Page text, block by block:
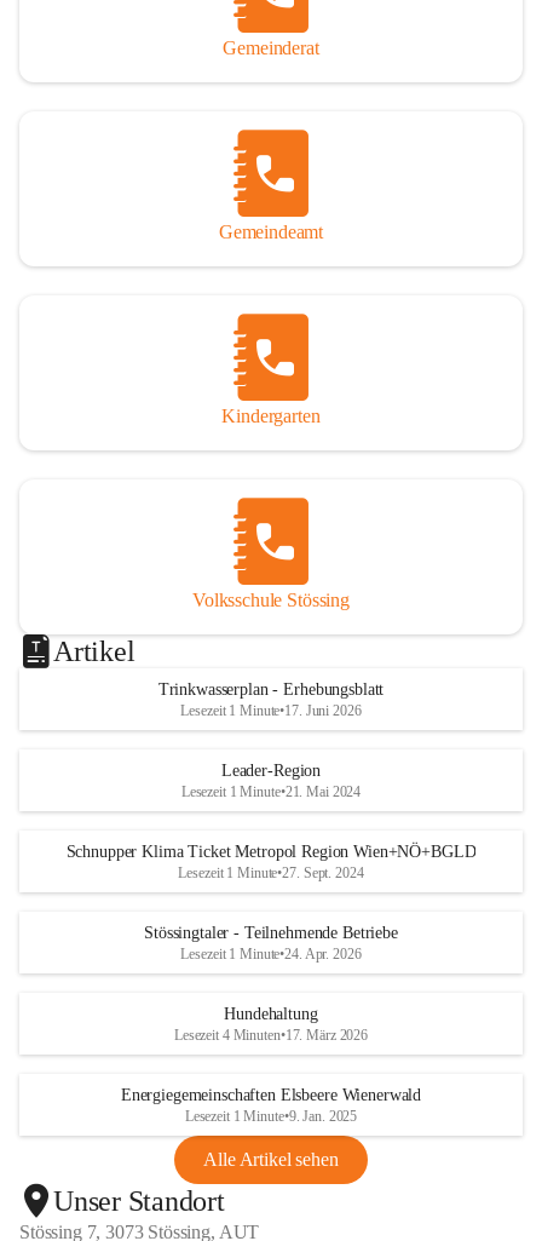
Gemeinderat
Gemeindeamt
Kindergarten
Volksschule Stössing
Artikel
Trinkwasserplan - Erhebungsblatt
Lesezeit 1 Minute•17. Juni 2026
Leader-Region
Lesezeit 1 Minute•21. Mai 2024
Schnupper Klima Ticket Metropol Region Wien+NÖ+BGLD
Lesezeit 1 Minute•27. Sept. 2024
Stössingtaler - Teilnehmende Betriebe
Lesezeit 1 Minute•24. Apr. 2026
Hundehaltung
Lesezeit 4 Minuten•17. März 2026
Energiegemeinschaften Elsbeere Wienerwald
Lesezeit 1 Minute•9. Jan. 2025
Alle Artikel sehen
Unser Standort
Stössing 7, 3073 Stössing, AUT